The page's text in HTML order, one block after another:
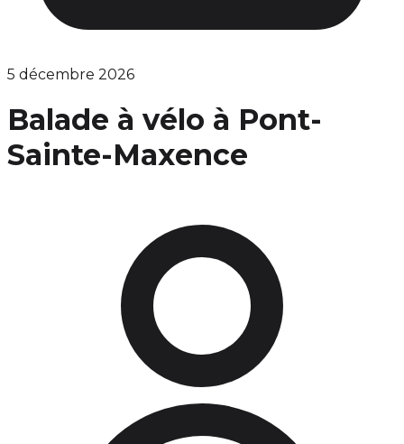
5 décembre 2026
Balade à vélo à Pont-
Sainte-Maxence